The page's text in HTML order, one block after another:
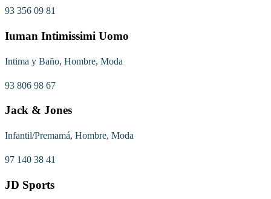
93 356 09 81
Iuman Intimissimi Uomo
Intima y Baño, Hombre, Moda
93 806 98 67
Jack & Jones
Infantil/Premamá, Hombre, Moda
97 140 38 41
JD Sports